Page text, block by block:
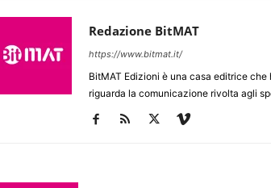
Redazione BitMAT
https://www.bitmat.it/
BitMAT Edizioni è una casa editrice
riguarda la comunicazione rivolta agli